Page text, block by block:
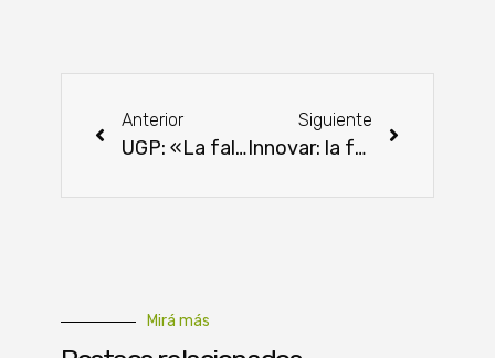
Anterior
UGP: «La falta de gestión castiga a toda la ciudadanía y pone en peligro la gobernabilidad»
Siguiente
Innovar: la feria arrasa con lo último en tecnología para el campo
Mirá más